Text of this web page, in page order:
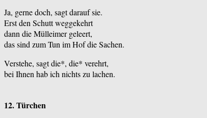
Ja, gerne doch, sagt darauf sie.
Erst den Schutt weggekehrt
dann die Mülleimer geleert,
das sind zum Tun im Hof die Sachen.
Verstehe, sagt die*, die* verehrt,
bei Ihnen hab ich nichts zu lachen.
12. Türchen